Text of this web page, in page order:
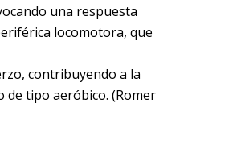
una respuesta
locomotora, que
contribuyendo a la
de tipo aeróbico. (Romer